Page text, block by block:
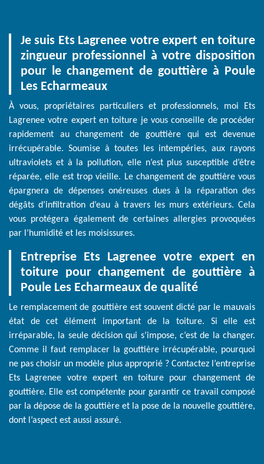
Je suis Ets Lagrenee votre expert en toiture
zingueur professionnel à votre disposition
pour le changement de gouttière à Poule
Les Echarmeaux
À vous, propriétaires particuliers et professionnels, moi Ets
Lagrenee votre expert en toiture je vous conseille de procéder
rapidement au changement de gouttière qui est devenue
irrécupérable. Soumise à toutes les intempéries, aux rayons
ultraviolets et à la pollution, elle n’est plus susceptible d’être
réparée, elle est trop vieille. Le changement de gouttière vous
épargnera de dépenses onéreuses dues à la réparation des
dégâts d’infiltration d’eau à travers les murs extérieurs. Cela
vous protégera également de certaines allergies provoquées
par l’humidité et les moisissures.
Entreprise Ets Lagrenee votre expert en
toiture pour changement de gouttière à
Poule Les Echarmeaux de qualité
Le remplacement de gouttière est souvent dicté par le mauvais
état de cet élément important de la toiture. Si elle est
irréparable, la seule décision qui s’impose, c’est de la changer.
Comme il faut remplacer la gouttière irrécupérable, pourquoi
ne pas choisir un modèle plus approprié ? Contactez l’entreprise
Ets Lagrenee votre expert en toiture pour changement de
gouttière. Elle est compétente pour garantir ce travail composé
par la dépose de la gouttière et la pose de la nouvelle gouttière,
dont l’aspect est aussi assuré.